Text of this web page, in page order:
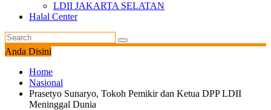
LDII JAKARTA SELATAN
Halal Center
Anda Disini
Home
Nasional
Prasetyo Sunaryo, Tokoh Pemikir dan Ketua DPP LDII
Meninggal Dunia